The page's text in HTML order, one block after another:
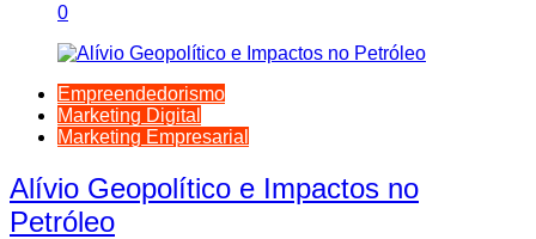
0
Empreendedorismo
Marketing Digital
Marketing Empresarial
Alívio Geopolítico e Impactos no
Petróleo